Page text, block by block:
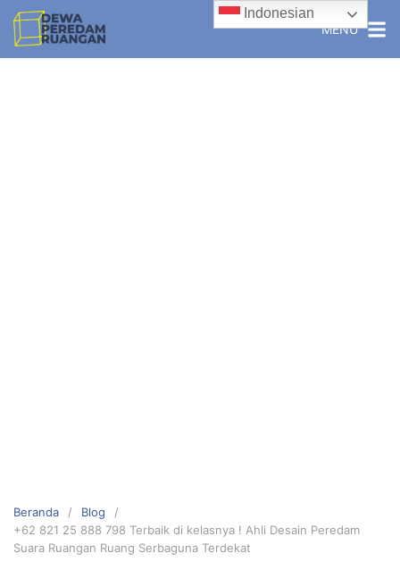
MENU
Beranda
Blog
+62 821 25 888 798 Terbaik di kelasnya ! Ahli Desain Peredam
Suara Ruangan Ruang Serbaguna Terdekat
Indonesian